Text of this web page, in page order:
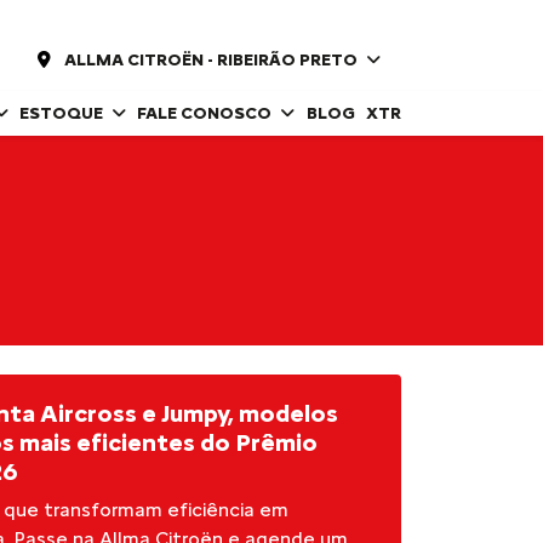
ALLMA CITROËN - RIBEIRÃO PRETO
ESTOQUE FALE CONOSCO BLOG XTR
Aircross e Jumpy, modelos
mais eficientes do Prêmio
transformam eficiência em